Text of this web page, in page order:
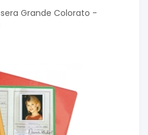
Grande Colorato -